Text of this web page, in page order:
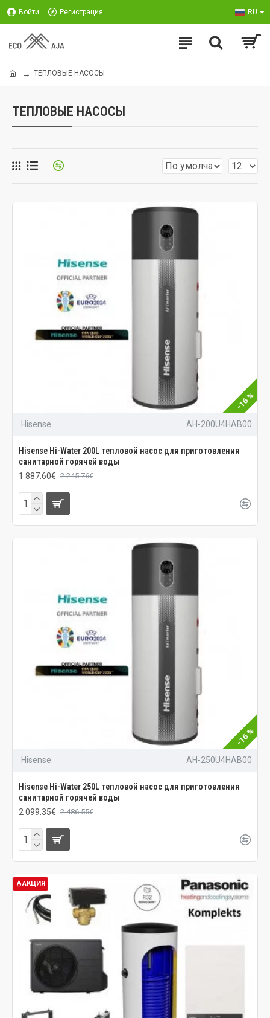
Войти Регистрация RU
ТЕПЛОВЫЕ НАСОСЫ
ТЕПЛОВЫЕ НАСОСЫ
-16 %
Hisense AH-200U4HAB00
Hisense Hi-Water 200L тепловой насос для приготовления
санитарной горячей воды
1 887.60€ 2 245.76€
-16 %
Hisense AH-250U4HAB00
Hisense Hi-Water 250L тепловой насос для приготовления
санитарной горячей воды
2 099.35€ 2 486.55€
АКЦИЯ